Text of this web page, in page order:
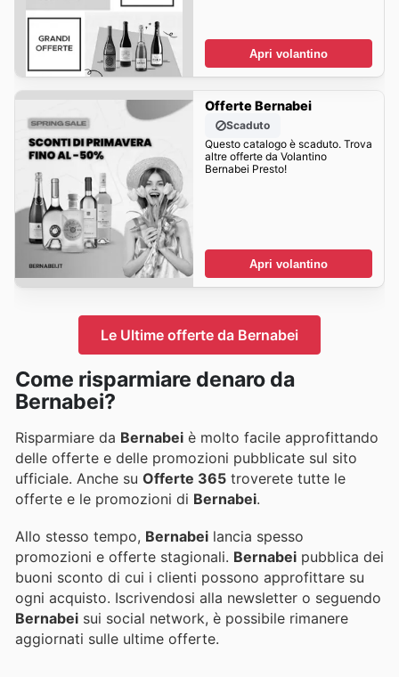
Apri volantino
Offerte Bernabei
Scaduto
Questo catalogo è scaduto. Trova
altre offerte da Volantino
Bernabei Presto!
Apri volantino
Le Ultime offerte da Bernabei
Come risparmiare denaro da
Bernabei?
Risparmiare da Bernabei è molto facile approfittando
delle offerte e delle promozioni pubblicate sul sito
ufficiale. Anche su Offerte 365 troverete tutte le
offerte e le promozioni di Bernabei.
Allo stesso tempo, Bernabei lancia spesso
promozioni e offerte stagionali. Bernabei pubblica dei
buoni sconto di cui i clienti possono approfittare su
ogni acquisto. Iscrivendosi alla newsletter o seguendo
Bernabei sui social network, è possibile rimanere
aggiornati sulle ultime offerte.